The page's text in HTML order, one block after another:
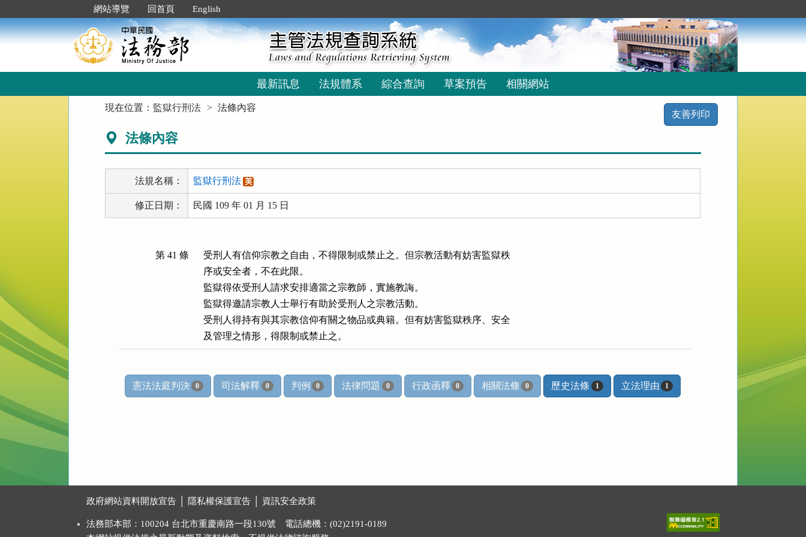
到
主
要
網站導覽 回首頁 English
最新訊息 法規體系 綜合查詢 草案預告 相關網站
現在位置： 監獄行刑法 法條內容
友善列印
法條內容
法規名稱： 監獄行刑法 英
修正日期： 民國 109 年 01 月 15 日
第 41 條
受刑人有信仰宗教之自由，不得限制或禁止之。但宗教活動有妨害監獄秩
序或安全者，不在此限。
監獄得依受刑人請求安排適當之宗教師，實施教誨。
監獄得邀請宗教人士舉行有助於受刑人之宗教活動。
受刑人得持有與其宗教信仰有關之物品或典籍。但有妨害監獄秩序、安全
及管理之情形，得限制或禁止之。
憲法法庭判決 0 司法解釋 0 判例 0 法律問題 0 行政函釋 0 相關法條 0 歷史法條 1 立法理由 1
政府網站資料開放宣告 隱私權保護宣告 資訊安全政策
法務部本部：100204 台北市重慶南路一段130號 電話總機：(02)2191-0189